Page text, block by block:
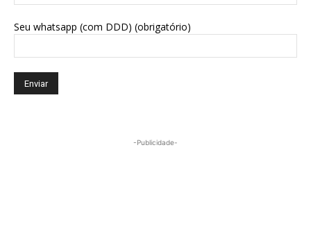
Seu whatsapp (com DDD) (obrigatório)
-Publicidade-